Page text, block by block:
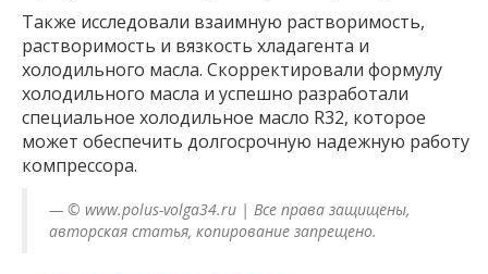
Также исследовали взаимную растворимость,
растворимость и вязкость хладагента и
холодильного масла. Скорректировали формулу
холодильного масла и успешно разработали
специальное холодильное масло R32, которое
может обеспечить долгосрочную надежную работу
компрессора.
© www.polus-volga34.ru | Все права защищены,
авторская статья, копирование запрещено.